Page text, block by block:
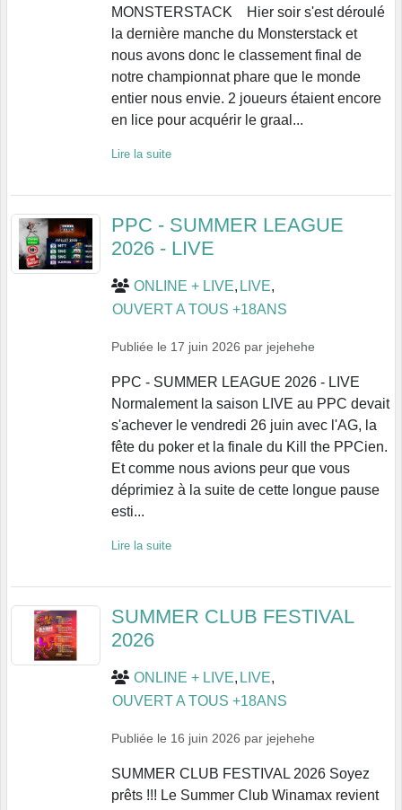
MONSTERSTACK Hier soir s'est déroulé
la dernière manche du Monsterstack et
nous avons donc le classement final de
notre championnat phare que le monde
entier nous envie. 2 joueurs étaient encore
en lice pour acquérir le graal...
Lire la suite
PPC - SUMMER LEAGUE
2026 - LIVE
ONLINE + LIVE LIVE
OUVERT A TOUS +18ANS
Publiée le 17 juin 2026 par jejehehe
PPC - SUMMER LEAGUE 2026 - LIVE
Normalement la saison LIVE au PPC devait
s'achever le vendredi 26 juin avec l'AG, la
fête du poker et la finale du Kill the PPCien.
Et comme nous avions peur que vous
déprimiez à la suite de cette longue pause
esti...
Lire la suite
SUMMER CLUB FESTIVAL
2026
ONLINE + LIVE LIVE
OUVERT A TOUS +18ANS
Publiée le 16 juin 2026 par jejehehe
SUMMER CLUB FESTIVAL 2026 Soyez
prêts !!! Le Summer Club Winamax revient